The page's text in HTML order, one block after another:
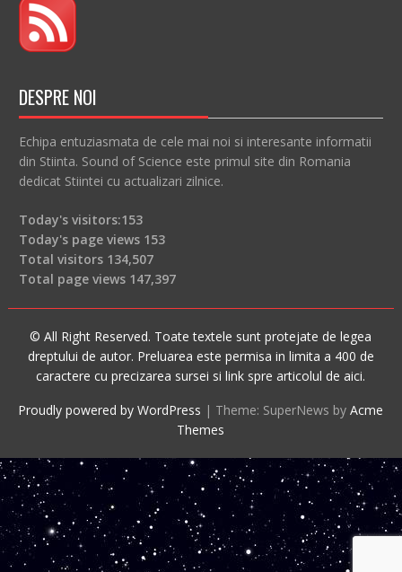
DESPRE NOI
Echipa entuziasmata de cele mai noi si interesante informatii
din Stiinta. Sound of Science este primul site din Romania
dedicat Stiintei cu actualizari zilnice.
Today's visitors:153
Today's page views 153
Total visitors 134,507
Total page views 147,397
© All Right Reserved. Toate textele sunt protejate de legea
dreptului de autor. Preluarea este permisa in limita a 400 de
caractere cu precizarea sursei si link spre articolul de aici.
Proudly powered by WordPress | Theme: SuperNews byAcme
Themes